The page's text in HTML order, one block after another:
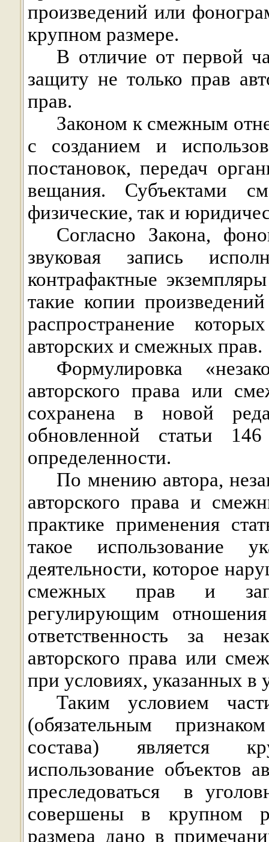
произведений или
крупном размере.
В отличие от первой
защиту не только прав
прав.
Законом к смежным
с созданием и
постановок, передач
вещания. Субъектами
физические, так и
Согласно Закона,
звуковая запись
контрафактные
такие копии
распространение
авторских и смежных прав.
Формулировка
авторского права или
сохранена в новой
обновленной статьи
определенности.
По мнению автора,
авторского права и
практике применения
такое использование
деятельности, которое
смежных прав и
регулирующим
ответственность за
авторского права или
при условиях, указанных в
Таким условием
(обязательным
состава) является
использование объектов
преследоваться
в
совершены в крупном
размера дано в